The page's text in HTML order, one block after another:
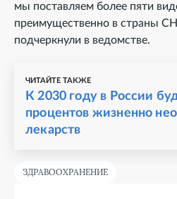
мы поставляем более пяти
преимущественно в страны
подчеркнули в ведомстве.
ЧИТАЙТЕ ТАКЖЕ
К 2030 году в России
процентов жизненно
лекарств
ЗДРАВООХРАНЕНИЕ